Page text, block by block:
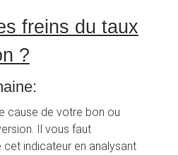
freins du taux
?
cause de votre bon ou
Il vous faut
cet indicateur en analysant